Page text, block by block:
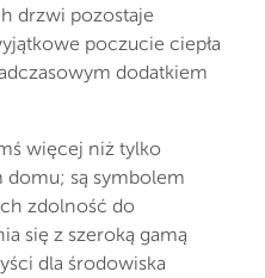
drzwi pozostaje
poczucie ciepła
dodatkiem
więcej niż tylko
są symbolem
zdolność do
się z szeroką gamą
dla środowiska